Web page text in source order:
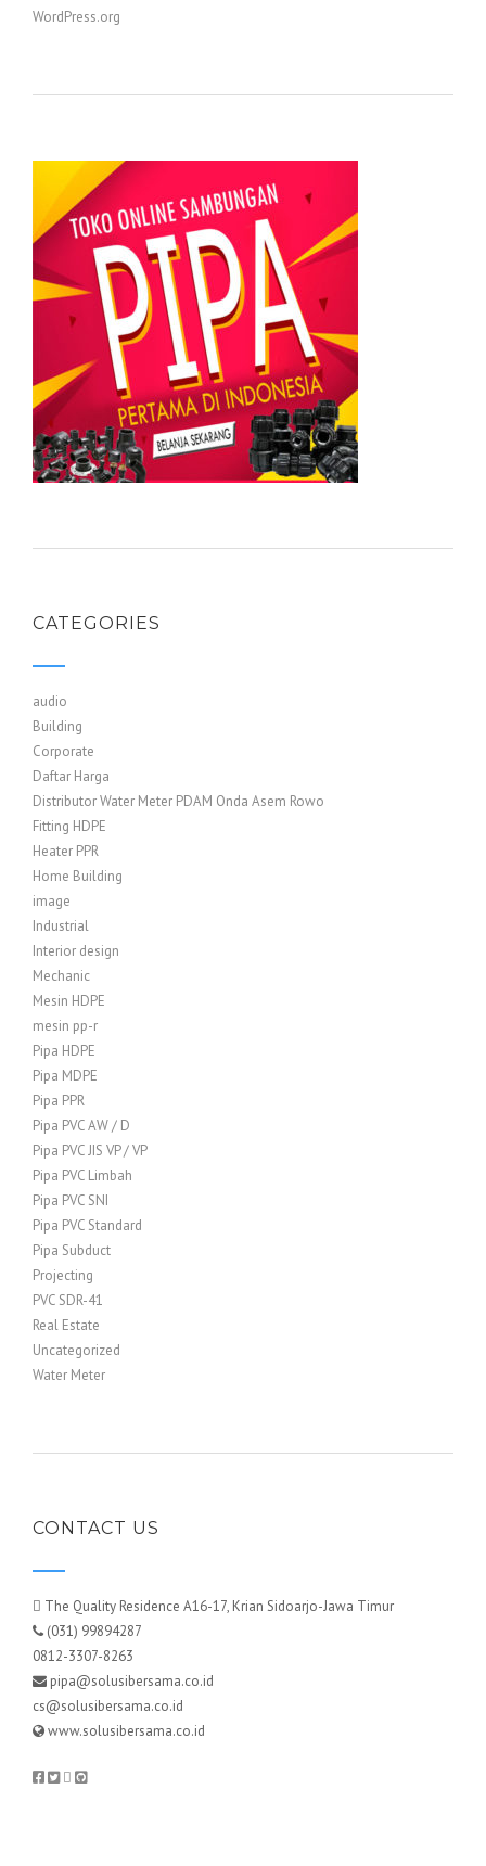
WordPress.org
CATEGORIES
audio
Building
Corporate
Daftar Harga
Distributor Water Meter PDAM Onda Asem Rowo
Fitting HDPE
Heater PPR
Home Building
image
Industrial
Interior design
Mechanic
Mesin HDPE
mesin pp-r
Pipa HDPE
Pipa MDPE
Pipa PPR
Pipa PVC AW / D
Pipa PVC JIS VP / VP
Pipa PVC Limbah
Pipa PVC SNI
Pipa PVC Standard
Pipa Subduct
Projecting
PVC SDR-41
Real Estate
Uncategorized
Water Meter
CONTACT US
The Quality Residence A16-17, Krian Sidoarjo-Jawa Timur
(031) 99894287
0812-3307-8263
pipa@solusibersama.co.id
cs@solusibersama.co.id
www.solusibersama.co.id